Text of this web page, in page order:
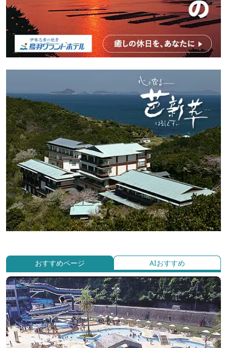
おすすめページ AIおすすめ